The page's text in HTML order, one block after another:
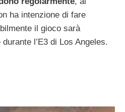
ha intenzione di fare
il gioco sarà
l’E3 di Los Angeles.